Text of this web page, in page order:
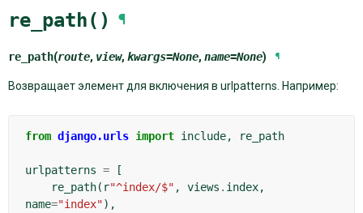
re_path() ¶
re_path(route, view, kwargs=None, name=None) ¶
Возвращает элемент для включения в urlpatterns. Например:
from django.urls import include, re_path
urlpatterns =
[
re_path( r"^index/$" , views . index,
name="index"),